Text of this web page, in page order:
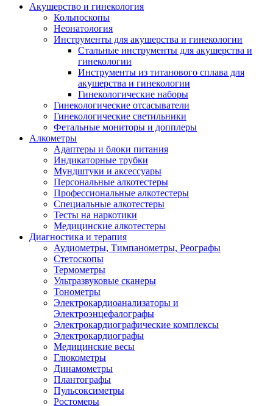
Акушерство и гинекология
Кольпоскопы
Неонатология
Инструменты для акушерства и гинекологии
Стальные инструменты для акушерства и
гинекологии
Инструменты из титанового сплава для
акушерства и гинекологии
Гинекологические наборы
Гинекологические отсасыватели
Гинекологические светильники
Фетальные мониторы и допплеры
Алкометры
Адаптеры и блоки питания
Индикаторные трубки
Мундштуки и аксессуары
Персональные алкотестеры
Профессиональные алкотестеры
Специальные алкотестеры
Тесты на наркотики
Медицинские алкотестеры
Диагностика и терапия
Аудиометры, Тимпанометры, Реографы
Стетоскопы
Термометры
Ультразвуковые сканеры
Тонометры
Электрокардиоанализаторы и
Электроэнцефалографы
Электрокардиографические комплексы
Электрокардиографы
Медицинские весы
Глюкометры
Динамометры
Плантографы
Пульсоксиметры
Ростомеры